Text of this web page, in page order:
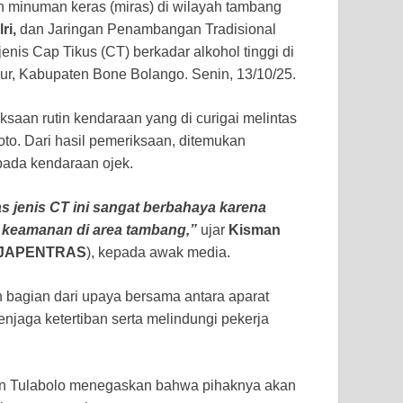
keras (miras) di wilayah tambang
dan Jaringan Penambangan Tradisional
Cap Tikus (CT) berkadar alkohol tinggi di
Kabupaten Bone Bolango. Senin, 13/10/25.
rutin kendaraan yang di curigai melintas
Dari hasil pemeriksaan, ditemukan
kendaraan ojek.
jenis CT ini sangat berbahaya karena
di area tambang,” ujar Kisman
), kepada awak media.
dari upaya bersama antara aparat
ketertiban serta melindungi pekerja
Tulabolo menegaskan bahwa pihaknya akan